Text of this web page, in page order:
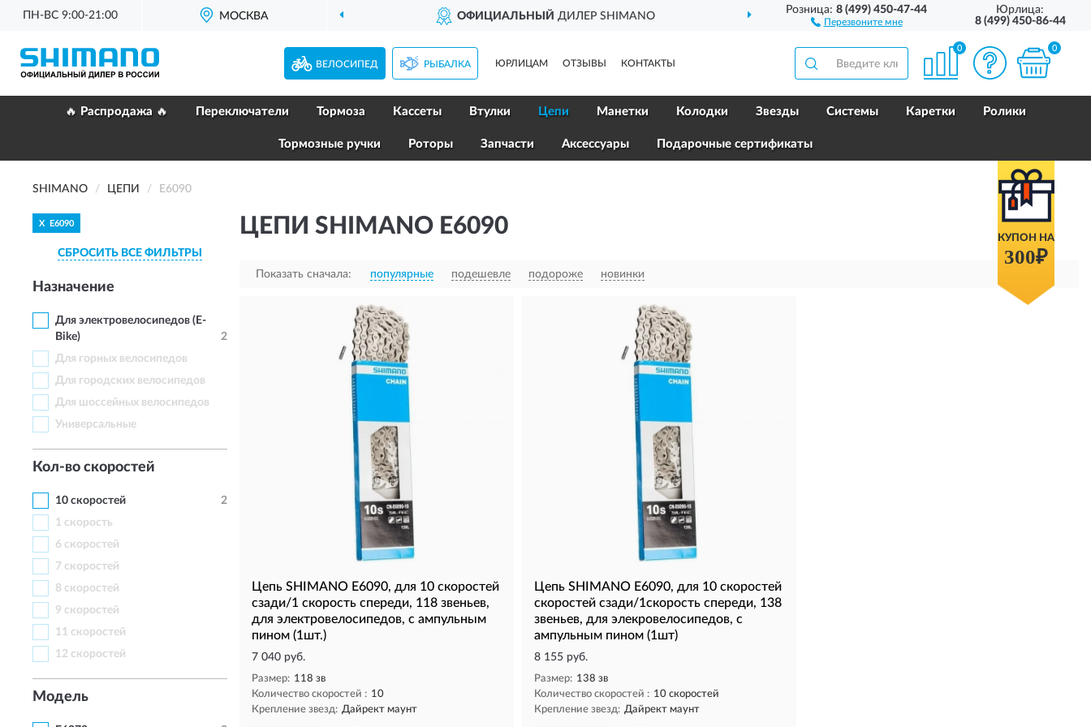
ПН-ВС 9:00-21:00 МОСКВА ОФИЦИАЛЬНЫЙ ДИЛЕР SHIMANO ДОСТАВИМ ПО ВСЕЙ РОССИИ
Розница:8 (499) 450-47-44
Перезвоните мне
Юрлица:
8 (499) 450-86-44
ВЕЛОСИПЕД РЫБАЛКА ЮРЛИЦАМ ОТЗЫВЫ КОНТАКТЫ
0 0
🔥 Распродажа 🔥 Переключатели Тормоза Кассеты Втулки Цепи Манетки Колодки Звезды Системы Каретки Ролики
Тормозные ручки Роторы Запчасти Аксессуары Подарочные сертификаты
КУПОН НА
300₽
SHIMANO ЦЕПИ E6090
X E6090
СБРОСИТЬ ВСЕ ФИЛЬТРЫ
Назначение
Для электровелосипедов (E-
Bike)
2
Для горных велосипедов
Для городских велосипедов
Для шоссейных велосипедов
Универсальные
Кол-во скоростей
10 скоростей
2
1 скорость
6 скоростей
7 скоростей
8 скоростей
9 скоростей
11 скоростей
12 скоростей
Модель
ЦЕПИ SHIMANO E6090
Показать сначала: популярные подешевле подороже новинки
Цепь SHIMANO E6090, для 10 скоростей
сзади/1 скорость спереди, 118 звеньев,
для электровелосипедов, с ампульным
пином (1шт.)
7 040 руб.
Размер: 118 зв
Количество скоростей : 10
Крепление звезд: Дайрект маунт
Цепь SHIMANO E6090, для 10 скоростей
скоростей сзади/1скорость спереди, 138
звеньев, для элекровелосипедов, с
ампульным пином (1шт)
8 155 руб.
Размер: 138 зв
Количество скоростей : 10 скоростей
Крепление звезд: Дайрект маунт